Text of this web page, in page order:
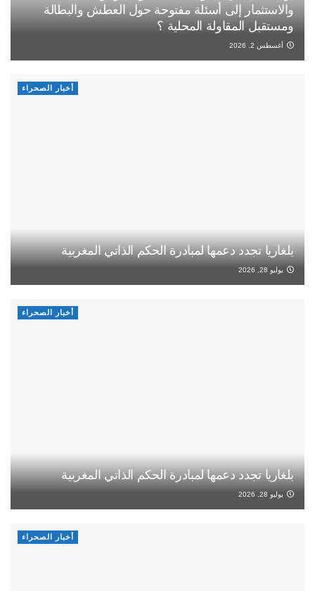
والاستثمار إلى أسئلة مفتوحة حول العطش والبطالة
ومستقبل المقاولة المحلية ؟
أغسطس 2, 2026
أخبار الصحراء
بلغاريا تجدد دعمها لمبادرة الحكم الذاتي المغربية
يوليو 28, 2026
أخبار الصحراء
بلغاريا تجدد دعمها لمبادرة الحكم الذاتي المغربية
يوليو 28, 2026
أخبار الصحراء